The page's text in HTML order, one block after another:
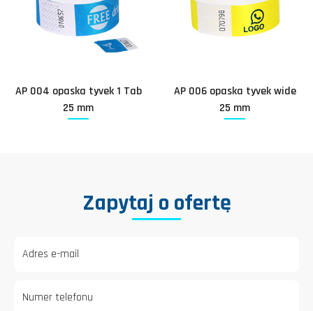
AP 004 opaska tyvek 1 Tab
25 mm
AP 006 opaska tyvek wide
25 mm
Zapytaj o ofertę